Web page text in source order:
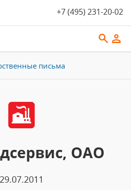
+7 (495) 231-20-02
письма
ОАО
29.07.2011